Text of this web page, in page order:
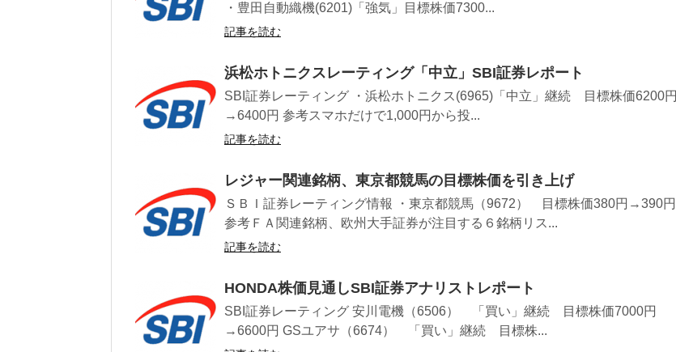
・豊田自動織機(6201)「強気」目標株価7300...
記事を読む
浜松ホトニクスレーティング「中立」SBI証券レポート
SBI証券レーティング ・浜松ホトニクス(6965)「中立」継続 目標株価6200円
→6400円 参考スマホだけで1,000円から投...
記事を読む
レジャー関連銘柄、東京都競馬の目標株価を引き上げ
ＳＢＩ証券レーティング情報 ・東京都競馬（9672） 目標株価380円→390円
参考ＦＡ関連銘柄、欧州大手証券が注目する６銘柄リス...
記事を読む
HONDA株価見通しSBI証券アナリストレポート
SBI証券レーティング 安川電機（6506） 「買い」継続 目標株価7000円
→6600円 GSユアサ（6674） 「買い」継続 目標株...